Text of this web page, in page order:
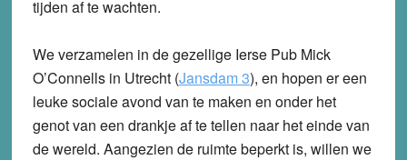
tijden af te wachten.
We verzamelen in de gezellige Ierse Pub Mick
O’Connells in Utrecht (Jansdam 3), en hopen er een
leuke sociale avond van te maken en onder het
genot van een drankje af te tellen naar het einde van
de wereld. Aangezien de ruimte beperkt is, willen we